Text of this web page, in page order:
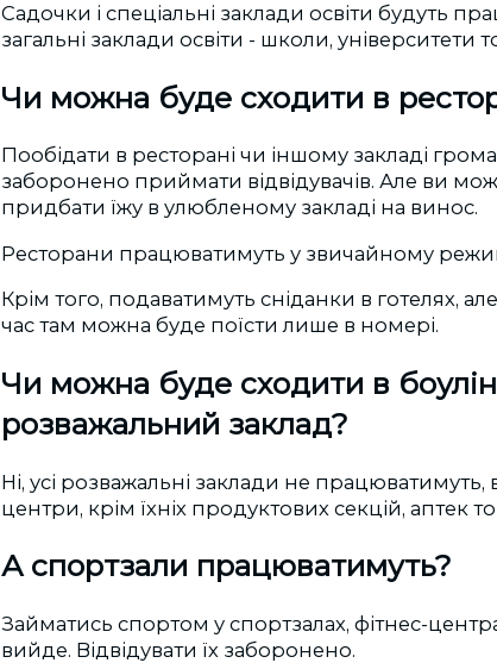
Садочки і спеціальні заклади освіти будуть
загальні заклади освіти - школи, університети
Чи можна буде сходити в
Пообідати в ресторані чи іншому закладі
заборонено приймати відвідувачів. Але ви
придбати їжу в улюбленому закладі на винос.
Ресторани працюватимуть у звичайному
Крім того, подаватимуть сніданки в готелях,
час там можна буде поїсти лише в номері.
Чи можна буде сходити в
розважальний заклад?
Ні, усі розважальні заклади не
центри, крім їхніх продуктових секцій, аптек
А спортзали працюватимуть?
Займатись спортом у спортзалах, фітнес-
вийде. Відвідувати їх заборонено.